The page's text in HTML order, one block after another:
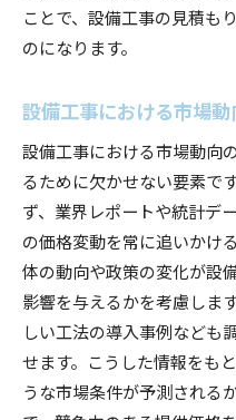
ことで、設備工事の見積も
のになります。
設備工事における市場
設備工事における市場動向
るために欠かせない要素で
ず、業界レポートや統計デ
の価格変動を常に追いかけ
体の動向や政策の変化が設
影響を与えるかを考慮しま
しい工法の導入事例なども
せます。こうした情報をも
うな市場条件が予測される